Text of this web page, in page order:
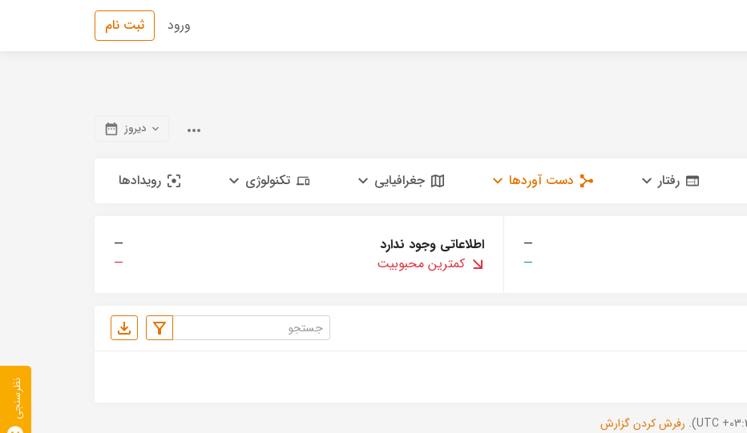
ورود ثبت نام
دیروز
رفتار دست آوردها جغرافیایی تکنولوژی رویدادها
—
—
اطلاعاتی وجود ندارد
—
کمترین محبوبیت
—
رفرش کردن گزارش
نظرسنجی